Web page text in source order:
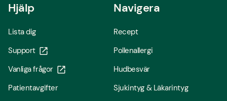
Hjälp
Lista dig
Support
Vanliga frågor
Patientavgifter
Navigera
Recept
Pollenallergi
Hudbesvär
Sjukintyg & Läkarintyg